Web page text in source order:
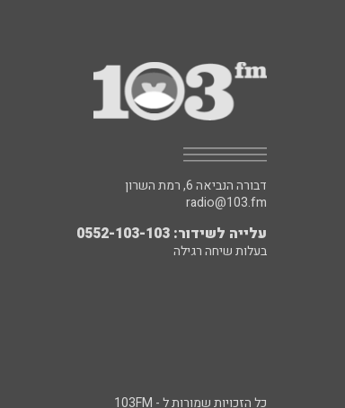
דבורה הנביאה 6, רמת השרון
radio@103.fm
עלייה לשידור: 0552-103-103
בעלות שיחה רגילה
כל הזכויות שמורות ל - 103FM